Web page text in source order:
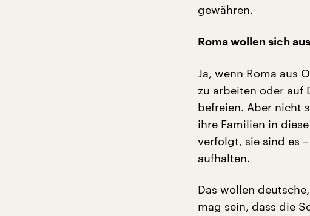
gewähren.
Roma wollen sich
Ja, wenn Roma aus
zu arbeiten oder auf
befreien. Aber nicht
ihre Familien in
verfolgt, sie sind es
aufhalten.
Das wollen
mag sein, dass die